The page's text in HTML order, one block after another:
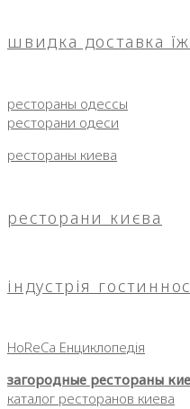
швидка доставка
рестораны одессы
ресторани одеси
рестораны киева
ресторани києва
індустрія
HoReCa Енциклопедія
загородные рестораны
каталог ресторанов киева